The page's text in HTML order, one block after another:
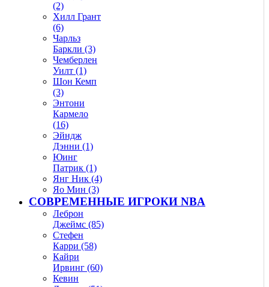
(2)
Хилл Грант
(6)
Чарльз
Баркли (3)
Чемберлен
Уилт (1)
Шон Кемп
(3)
Энтони
Кармело
(16)
Эйндж
Дэнни (1)
Юинг
Патрик (1)
Янг Ник (4)
Яо Мин (3)
СОВРЕМЕННЫЕ ИГРОКИ NBA
Леброн
Джеймс (85)
Стефен
Карри (58)
Кайри
Ирвинг (60)
Кевин